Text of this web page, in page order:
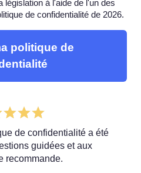
législation à l'aide de l'un des
de confidentialité de 2026.
politique de
de confidentialité a été
guidées et aux
recommande.